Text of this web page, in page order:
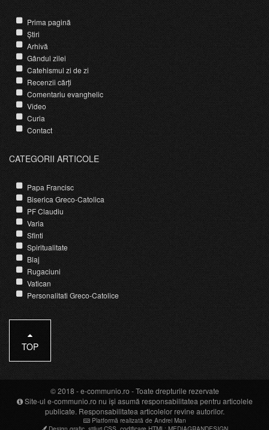
Prima pagină
Știri
Arhivă
Gândul zilei
Catehismul zi de zi
Recenzii cărți
Comentariu evanghelic
Video
Curia
Contact
CATEGORII ARTICOLE
Papa Francisc
Biserica Greco-Catolica
PF Claudiu
Varia
Sfinti
Spiritualitate
Blaj
Rugaciuni
Vatican
Personalitati Greco-Catolice
TOP
© 2018 -e-communio.ro - Toate drepturile rezervate
Site-ul e-communio.ro nu își asumă responsabilitatea pentru articolele
publicate. Responsabilitatea articolelor revine autorilor.
Platformă realizată de Andrei Man